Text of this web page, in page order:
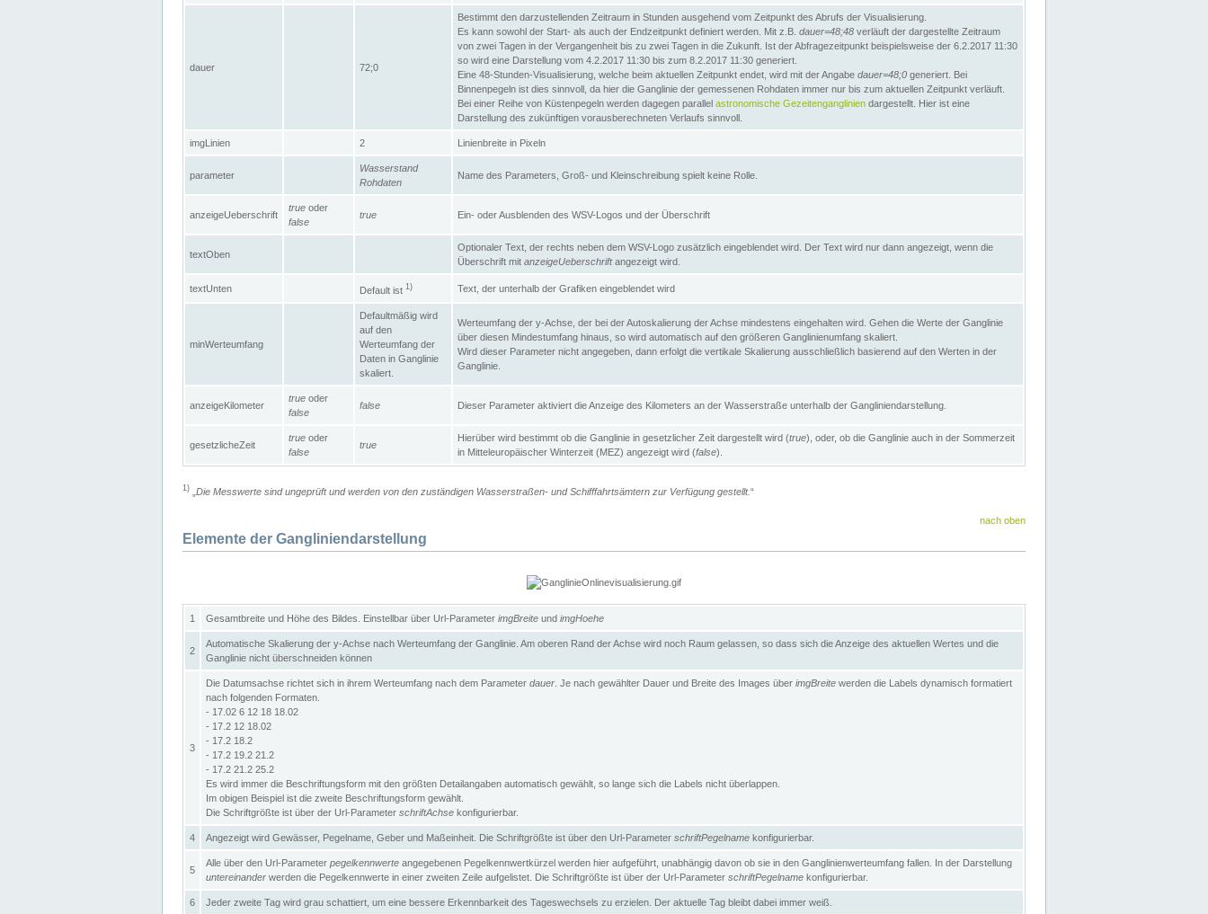
dauer 72;0
Bestimmt den darzustellenden Zeitraum in Stunden ausgehend vom Zeitpunkt des Abrufs der Visualisierung.
Es kann sowohl der Start- als auch der Endzeitpunkt definiert werden. Mit z.B. dauer=48;48 verläuft der dargestellte Zeitraum
von zwei Tagen in der Vergangenheit bis zu zwei Tagen in die Zukunft. Ist der Abfragezeitpunkt beispielsweise der 6.2.2017 11:30
so wird eine Darstellung vom 4.2.2017 11:30 bis zum 8.2.2017 11:30 generiert.
Eine 48-Stunden-Visualisierung, welche beim aktuellen Zeitpunkt endet, wird mit der Angabe dauer=48;0 generiert. Bei
Binnenpegeln ist dies sinnvoll, da hier die Ganglinie der gemessenen Rohdaten immer nur bis zum aktuellen Zeitpunkt verläuft.
Bei einer Reihe von Küstenpegeln werden dagegen parallel astronomische Gezeitenganglinien dargestellt. Hier ist eine
Darstellung des zukünftigen vorausberechneten Verlaufs sinnvoll.
imgLinien 2 Linienbreite in Pixeln
parameter
Wasserstand
Rohdaten
Name des Parameters, Groß- und Kleinschreibung spielt keine Rolle.
anzeigeUeberschrift
true oder
false
true Ein- oder Ausblenden des WSV-Logos und der Überschrift
textOben
Optionaler Text, der rechts neben dem WSV-Logo zusätzlich eingeblendet wird. Der Text wird nur dann angezeigt, wenn die
Überschrift mit anzeigeUeberschriftangezeigt wird.
textUnten Default ist 1) Text, der unterhalb der Grafiken eingeblendet wird
minWerteumfang
Defaultmäßig wird
auf den
Werteumfang der
Daten in Ganglinie
skaliert.
Werteumfang der y-Achse, der bei der Autoskalierung der Achse mindestens eingehalten wird. Gehen die Werte der Ganglinie
über diesen Mindestumfang hinaus, so wird automatisch auf den größeren Ganglinienumfang skaliert.
Wird dieser Parameter nicht angegeben, dann erfolgt die vertikale Skalierung ausschließlich basierend auf den Werten in der
Ganglinie.
anzeigeKilometer
true oder
false
false Dieser Parameter aktiviert die Anzeige des Kilometers an der Wasserstraße unterhalb der Gangliniendarstellung.
gesetzlicheZeit
true oder
false
true
Hierüber wird bestimmt ob die Ganglinie in gesetzlicher Zeit dargestellt wird (true), oder, ob die Ganglinie auch in der Sommerzeit
in Mitteleuropäischer Winterzeit (MEZ) angezeigt wird (false).
1) Die Messwerte sind ungeprüft und werden von den zuständigen Wasserstraßen- und Schifffahrtsämtern zur Verfügung gestellt.“
nach oben
Elemente der Gangliniendarstellung
1 Gesamtbreite und Höhe des Bildes. Einstellbar über Url-Parameter imgBreite und imgHoehe
2
Automatische Skalierung der y-Achse nach Werteumfang der Ganglinie. Am oberen Rand der Achse wird noch Raum gelassen, so dass sich die Anzeige des aktuellen Wertes und die
Ganglinie nicht überschneiden können
3
Die Datumsachse richtet sich in ihrem Werteumfang nach dem Parameter dauer . Je nach gewählter Dauer und Breite des Images über imgBreite werden die Labels dynamisch formatiert
nach folgenden Formaten.
- 17.02 6 12 18 18.02
- 17.2 12 18.02
- 17.2 18.2
- 17.2 19.2 21.2
- 17.2 21.2 25.2
Es wird immer die Beschriftungsform mit den größten Detailangaben automatisch gewählt, so lange sich die Labels nicht überlappen.
Im obigen Beispiel ist die zweite Beschriftungsform gewählt.
Die Schriftgrößte ist über der Url-Parameter schriftAchse konfigurierbar.
4 Angezeigt wird Gewässer, Pegelname, Geber und Maßeinheit. Die Schriftgrößte ist über den Url-Parameter schriftPegelname konfigurierbar.
5
Alle über den Url-Parameter pegelkennwerte angegebenen Pegelkennwertkürzel werden hier aufgeführt, unabhängig davon ob sie in den Ganglinienwerteumfang fallen. In der Darstellung
untereinander werden die Pegelkennwerte in einer zweiten Zeile aufgelistet. Die Schriftgrößte ist über der Url-Parameter schriftPegelname konfigurierbar.
6 Jeder zweite Tag wird grau schattiert, um eine bessere Erkennbarkeit des Tageswechsels zu erzielen. Der aktuelle Tag bleibt dabei immer weiß.